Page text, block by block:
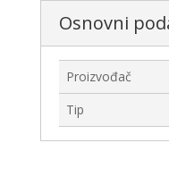
Osnovni
Proizvođač
Tip